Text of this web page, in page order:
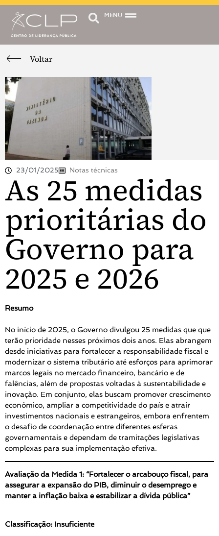
MENU
Voltar
23/01/2025 Notas técnicas
As 25 medidas
prioritárias do
Governo para
2025 e 2026
Resumo
No início de 2025, o Governo divulgou 25 medidas que que
terão prioridade nesses próximos dois anos. Elas abrangem
desde iniciativas para fortalecer a responsabilidade fiscal e
modernizar o sistema tributário até esforços para aprimorar
marcos legais no mercado financeiro, bancário e de
falências, além de propostas voltadas à sustentabilidade e
inovação. Em conjunto, elas buscam promover crescimento
econômico, ampliar a competitividade do país e atrair
investimentos nacionais e estrangeiros, embora enfrentem
o desafio de coordenação entre diferentes esferas
governamentais e dependam de tramitações legislativas
complexas para sua implementação efetiva.
Avaliação da Medida 1: “Fortalecer o arcabouço fiscal, para
assegurar a expansão do PIB, diminuir o desemprego e
manter a inflação baixa e estabilizar a dívida pública”
Classificação: Insuficiente